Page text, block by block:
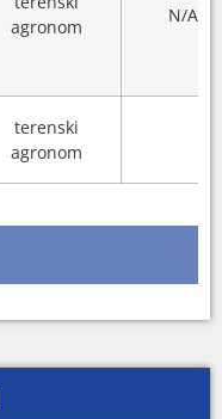
agronom
N/A
terenski
agronom